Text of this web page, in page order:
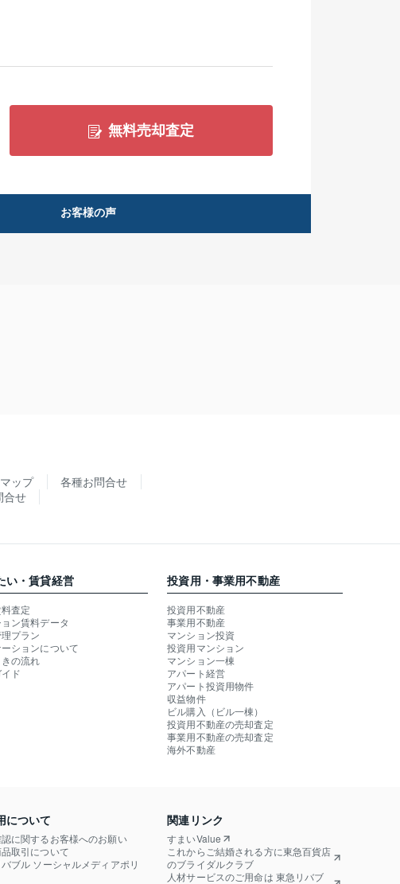
無料売却査定
お客様の声
ップ
各種お問合せ
合せ
い・賃貸経営
査定
ン賃料データ
プラン
ーションについて
の流れ
ド
投資用・事業用不動産
投資用不動産
事業用不動産
マンション投資
投資用マンション
マンション一棟
アパート経営
アパート投資用物件
収益物件
ビル購入（ビル一棟）
投資用不動産の売却査定
事業用不動産の売却査定
海外不動産
について
に関するお客様へのお願い
取引について
ブル ソーシャルメディアポリ
関連リンク
すまいValue
これからご結婚される方に東急百貨店
のブライダルクラブ
人材サービスのご用命は 東急リバブ